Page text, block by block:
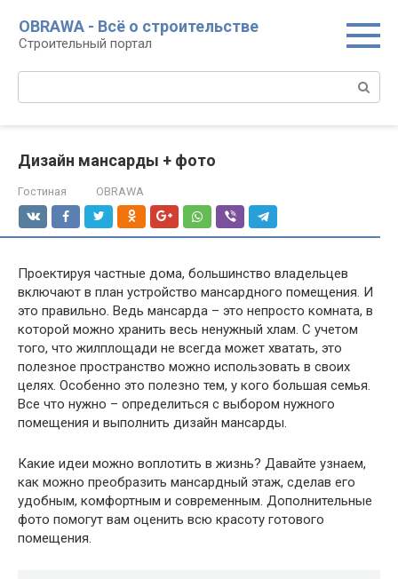
контенту
OBRAWA - Всё о строительстве
Строительный портал
Дизайн мансарды + фото
Гостиная OBRAWA
Проектируя частные дома, большинство владельцев
включают в план устройство мансардного помещения. И
это правильно. Ведь мансарда – это непросто комната, в
которой можно хранить весь ненужный хлам. С учетом
того, что жилплощади не всегда может хватать, это
полезное пространство можно использовать в своих
целях. Особенно это полезно тем, у кого большая семья.
Все что нужно – определиться с выбором нужного
помещения и выполнить дизайн мансарды.
Какие идеи можно воплотить в жизнь? Давайте узнаем,
как можно преобразить мансардный этаж, сделав его
удобным, комфортным и современным. Дополнительные
фото помогут вам оценить всю красоту готового
помещения.